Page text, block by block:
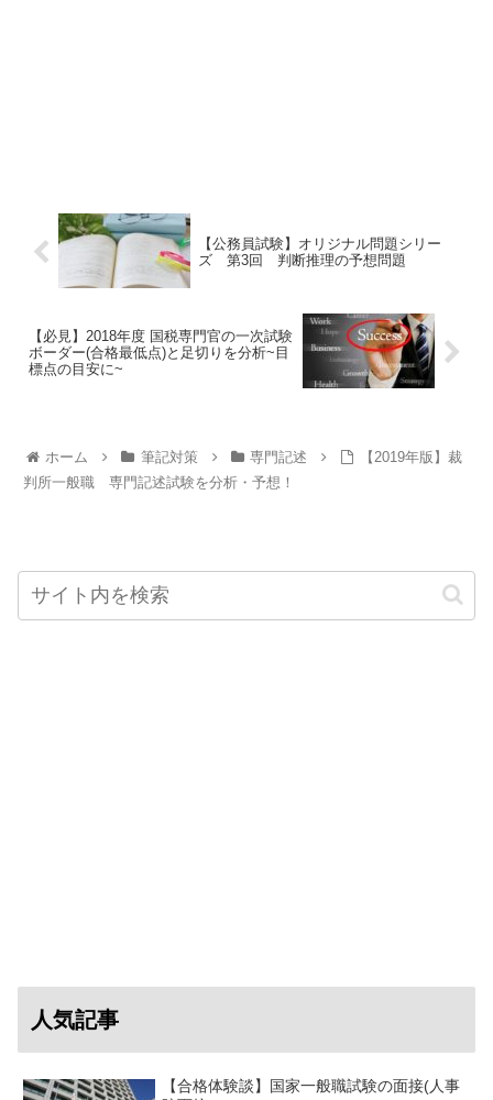
【公務員試験】オリジナル問題シリー
ズ 第3回 判断推理の予想問題
【必見】2018年度 国税専門官の一次試験
ボーダー(合格最低点)と足切りを分析~目
標点の目安に~
ホーム 筆記対策 専門記述
【2019年版】裁
判所一般職 専門記述試験を分析・予想！
人気記事
【合格体験談】国家一般職試験の面接(人事